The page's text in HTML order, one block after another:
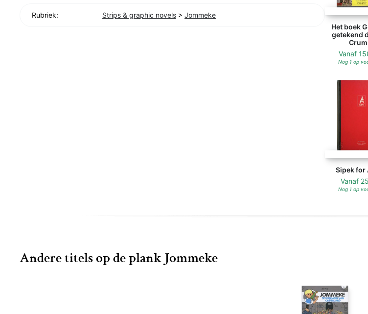
Het boek
getekend
Vanaf
Nog 1 op
Sipek for
Vanaf
Nog 1 op
Rubriek: Strips & graphic novels > Jommeke
Andere titels op de plank Jommeke